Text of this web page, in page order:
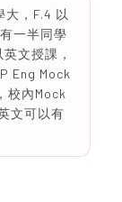
大，F.4 以
一半同學
文授課，
Eng Mock
校內Mock
文可以有